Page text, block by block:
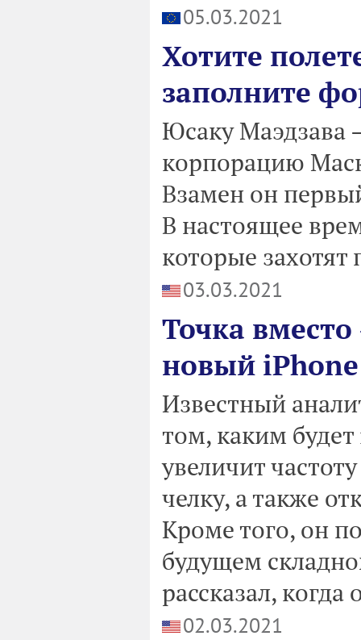
05.03.2021
Хотите
заполните
Юсаку Маэдзава
корпорацию
Взамен он
В настоящее
которые захотят
03.03.2021
Точка
новый iPhone
Известный
том, каким
увеличит
челку, а также
Кроме того, он
будущем
рассказал,
02.03.2021